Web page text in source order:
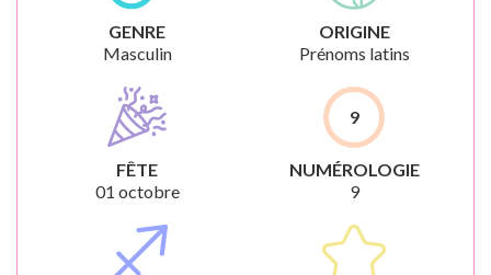
GENRE
Masculin
ORIGINE
Prénoms latins
FÊTE
01 octobre
9
NUMÉROLOGIE
9